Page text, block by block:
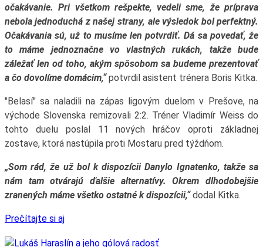
očakávanie. Pri všetkom rešpekte, vedeli sme, že príprava
nebola jednoduchá z našej strany, ale výsledok bol perfektný.
Očakávania sú, už to musíme len potvrdiť. Dá sa povedať, že
to máme jednoznačne vo vlastných rukách, takže bude
záležať len od toho, akým spôsobom sa budeme prezentovať
a čo dovolíme domácim,“potvrdil asistent trénera Boris Kitka.
"Belasí" sa naladili na zápas ligovým duelom v Prešove, na
východe Slovenska remizovali 2:2. Tréner Vladimír Weiss do
tohto duelu poslal 11 nových hráčov oproti základnej
zostave, ktorá nastúpila proti Mostaru pred týždňom.
„Som rád, že už bol k dispozícii Danylo Ignatenko, takže sa
nám tam otvárajú ďalšie alternatívy. Okrem dlhodobejšie
zranených máme všetko ostatné k dispozícii,“dodal Kitka.
Prečítajte si aj